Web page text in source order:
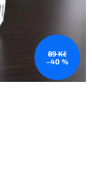
89 Kč
–40 %